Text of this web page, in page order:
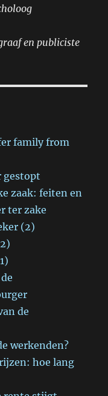
en publiciste
family from
gestopt
zaak: feiten en
ter zake
(2)
de
werkenden?
hoe lang